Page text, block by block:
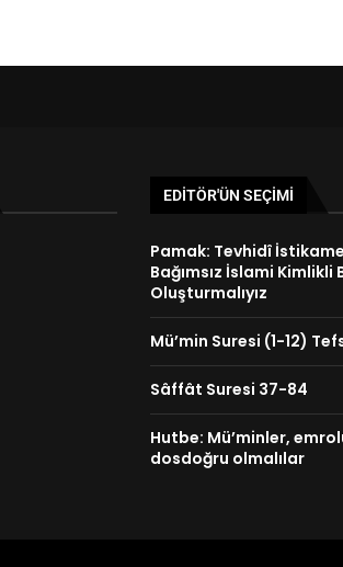
EDITÖR'ÜN SEÇIMI
Pamak: Tevhidî
Bağımsız İslami Kimlikli
Oluşturmalıyız
Mü’min Suresi (1-12)
Sâffât Suresi 37-84
Hutbe: Mü’minler,
dosdoğru olmalılar